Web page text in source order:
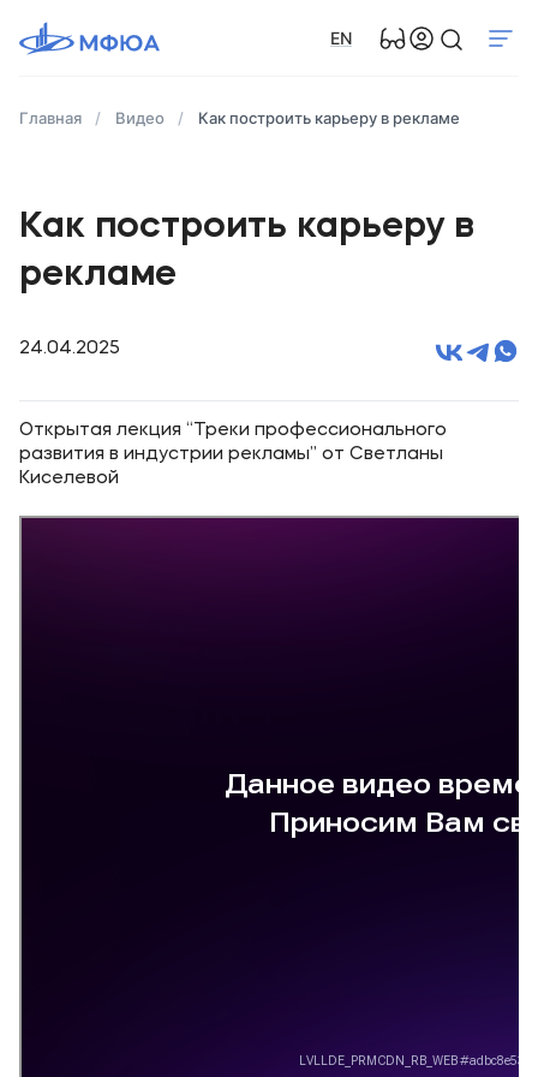
EN
Главная Видео Как построить карьеру в рекламе
Как построить карьеру в
рекламе
24.04.2025
Открытая лекция “Треки профессионального
развития в индустрии рекламы” от Светланы
Киселевой